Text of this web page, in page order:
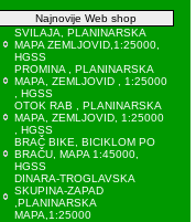
Najnovije Web shop
SVILAJA, PLANINARSKA
MAPA ZEMLJOVID,1:25000,
HGSS
PROMINA , PLANINARSKA
MAPA, ZEMLJOVID , 1:25000
, HGSS
OTOK RAB , PLANINARSKA
MAPA, ZEMLJOVID, 1:25000
, HGSS
BRAČ BIKE, BICIKLOM PO
BRAČU, MAPA 1:45000,
HGSS
DINARA-TROGLAVSKA
SKUPINA-ZAPAD
,PLANINARSKA
MAPA,1:25000